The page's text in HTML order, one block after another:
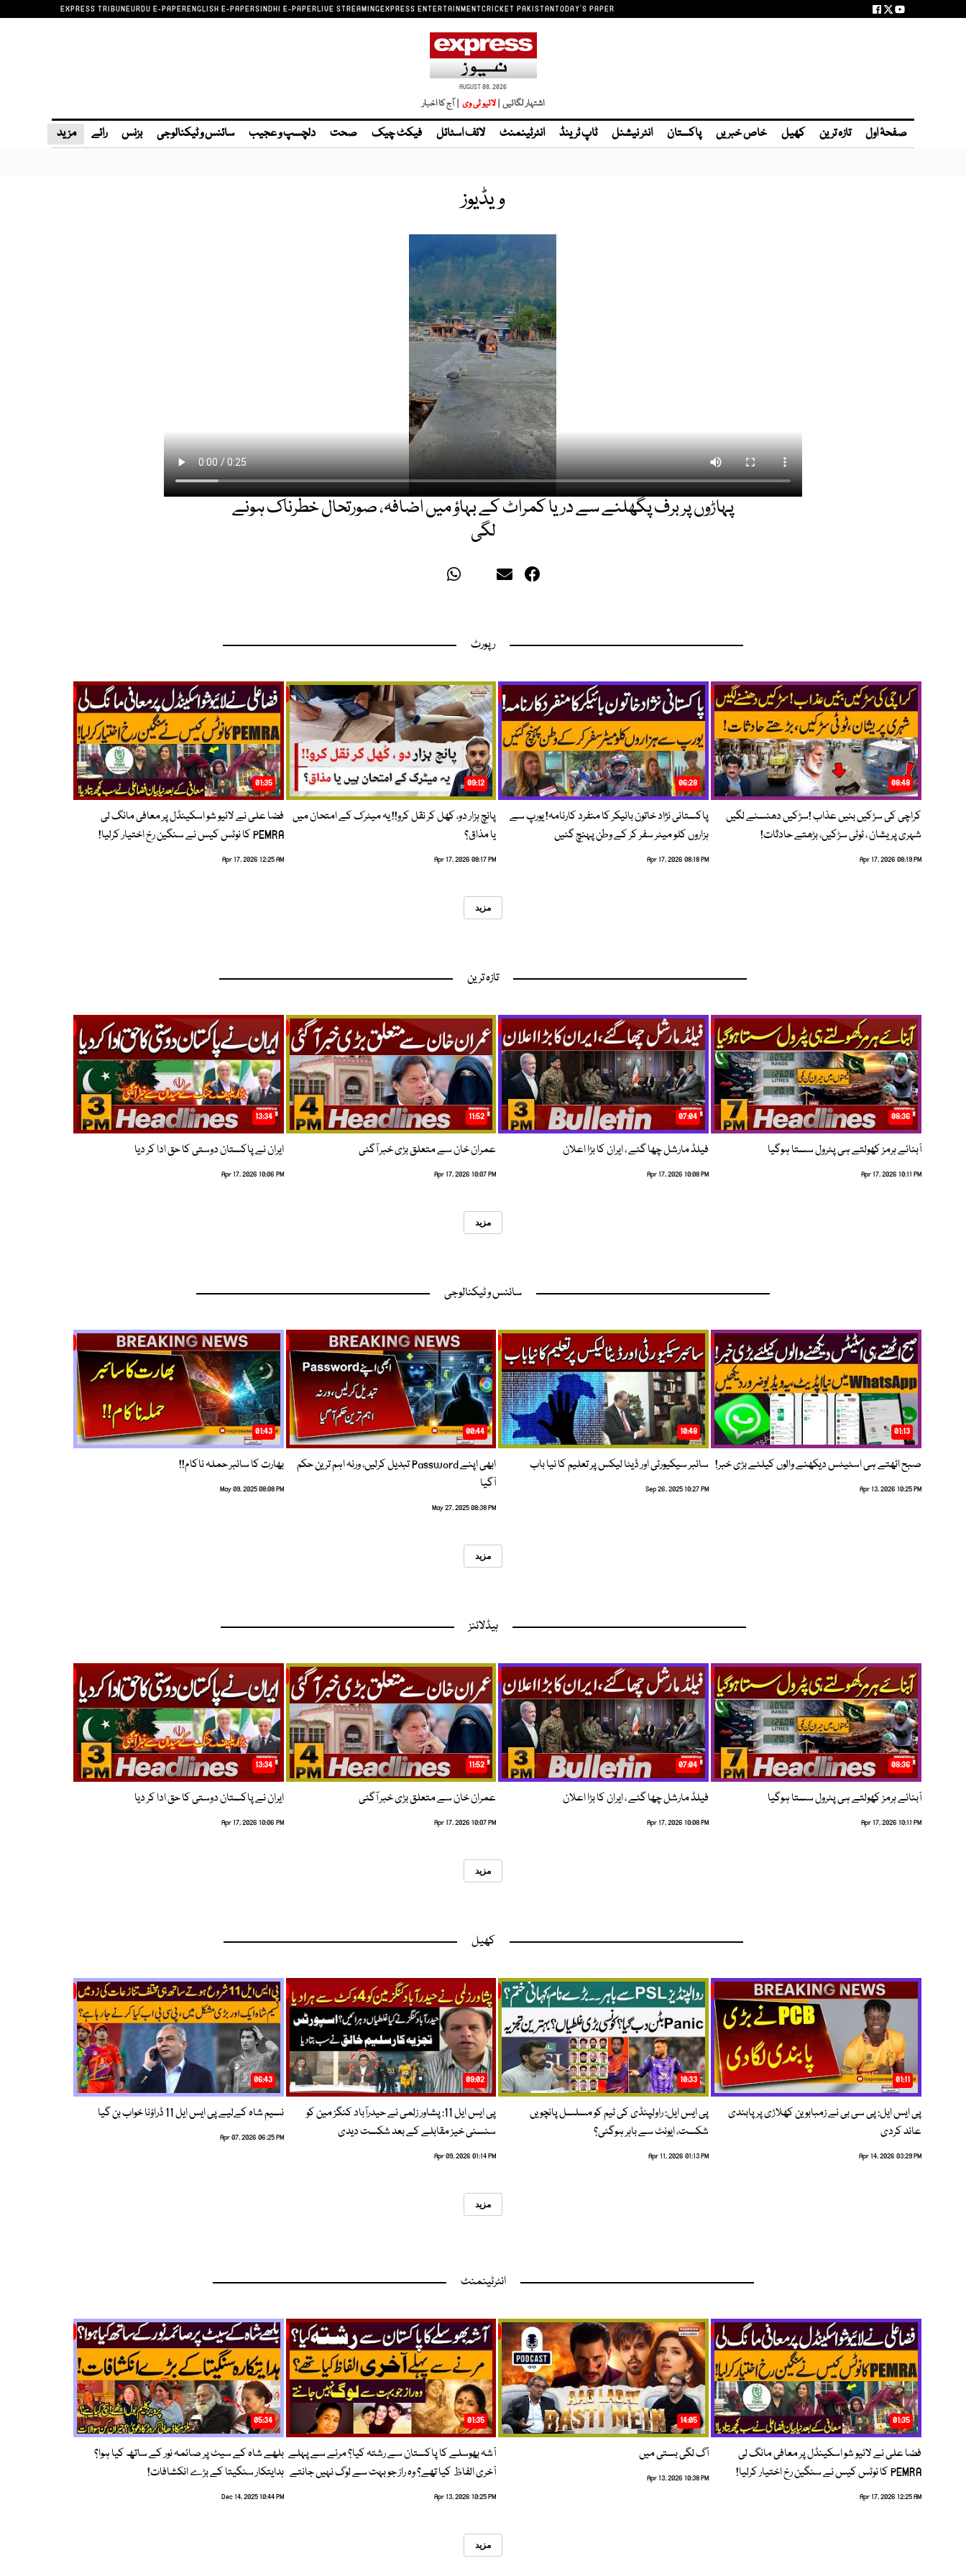
EXPRESS TRIBUNEURDU E-PAPERENGLISH E-PAPERSINDHI E-PAPERLIVE STREAMINGEXPRESS ENTERTAINMENTCRICKET PAKISTANTODAY'S PAPER
AUGUST 08, 2026
اشتہار لگائیں |لائیو ٹی وی | آج کا اخبار
صفحۂ اول تازہ ترین کھیل خاص خبریں پاکستان انٹر نیشنل ٹاپ ٹرینڈ انٹرٹینمنٹ لائف اسٹائل فیکٹ چیک صحت دلچسپ و عجیب سائنس و ٹیکنالوجی بزنس رائے مزید
ویڈیوز
پہاڑوں پر برف پگھلنے سے دریا کمراٹ کے بہاؤ میں اضافہ، صورتحال خطرناک ہونے
لگی
رپورٹ
08:48
کراچی کی سڑکیں بنیں عذاب !سڑکیں دھنسنے لگیں
شہری پریشان ، ٹوٹی سڑکیں، بڑھتے حادثات!
Apr 17, 2026 08:19 PM
06:28
پاکستانی نژاد خاتون بائیکر کا منفرد کارنامہ! یورپ سے
ہزاروں کلو میٹر سفر کر کے وطن پہنچ گئیں
Apr 17, 2026 08:18 PM
09:12
پانچ ہزار دو، کھل کر نقل کرو!! یہ میٹرک کے امتحان میں
یا مذاق؟
Apr 17, 2026 08:17 PM
01:35
فضا علی نے لائیو شو اسکینڈل پر معافی مانگ لی
PEMRA کا نوٹس کیس نے سنگین رخ اختیار کرلیا!
Apr 17, 2026 12:25 AM
مزید
تازہ ترین
08:36
آبنائے ہرمز کھولتے ہی پٹرول سستا ہوگیا
Apr 17, 2026 10:11 PM
07:04
فیلڈ مارشل چھا گئے ، ایران کا بڑا اعلان
Apr 17, 2026 10:08 PM
11:52
عمران خان سے متعلق بڑی خبر آگئی
Apr 17, 2026 10:07 PM
13:34
ایران نے پاکستان دوستی کا حق ادا کر دیا
Apr 17, 2026 10:06 PM
مزید
سائنس و ٹیکنالوجی
01:13
صبح اٹھتے ہی اسٹیٹس دیکھنے والوں کیلئے بڑی خبر!
Apr 13, 2026 10:25 PM
10:48
سائبر سیکیورٹی اور ڈیٹا لیکس پر تعلیم کا نیا باب
Sep 26, 2025 10:27 PM
00:44
ابھی اپنے Password تبدیل کرلیں، ورنہ اہم ترین حکم
آگیا
May 27, 2025 08:38 PM
01:43
بھارت کا سائبر حملہ ناکام!!
May 09, 2025 08:08 PM
مزید
ہیڈلائنز
08:36
آبنائے ہرمز کھولتے ہی پٹرول سستا ہوگیا
Apr 17, 2026 10:11 PM
07:04
فیلڈ مارشل چھا گئے ، ایران کا بڑا اعلان
Apr 17, 2026 10:08 PM
11:52
عمران خان سے متعلق بڑی خبر آگئی
Apr 17, 2026 10:07 PM
13:34
ایران نے پاکستان دوستی کا حق ادا کر دیا
Apr 17, 2026 10:06 PM
مزید
کھیل
01:11
پی ایس ایل: پی سی بی نے زمبابوین کھلاڑی پر پابندی
عائد کردی
Apr 14, 2026 03:29 PM
10:33
پی ایس ایل: راولپنڈی کی ٹیم کو مسلسل پانچویں
شکست، ایونٹ سے باہر ہوگئی؟
Apr 11, 2026 01:13 PM
09:02
پی ایس ایل 11: پشاور زلمی نے حیدرآباد کنگز مین کو
سنسنی خیز مقابلے کے بعد شکست دیدی
Apr 09, 2026 01:14 PM
06:43
نسیم شاہ کےلیے پی ایس ایل 11 ڈراؤنا خواب بن گیا
Apr 07, 2026 06:25 PM
مزید
انٹرٹینمنٹ
01:35
فضا علی نے لائیو شو اسکینڈل پر معافی مانگ لی
PEMRA کا نوٹس کیس نے سنگین رخ اختیار کرلیا!
Apr 17, 2026 12:25 AM
14:05
آگ لگی بستی میں
Apr 13, 2026 10:38 PM
01:35
آشہ بھوسلے کا پاکستان سے رشتہ کیا؟ مرنے سے پہلے
آخری الفاظ کیا تھے؟ وہ راز جو بہت سے لوگ نہیں جانتے
Apr 13, 2026 10:25 PM
05:34
بلھے شاہ کے سیٹ پر صائمہ نور کے ساتھ کیا ہوا؟
ہدایتکار سنگیتا کے بڑے انکشافات!
Dec 14, 2025 10:44 PM
مزید